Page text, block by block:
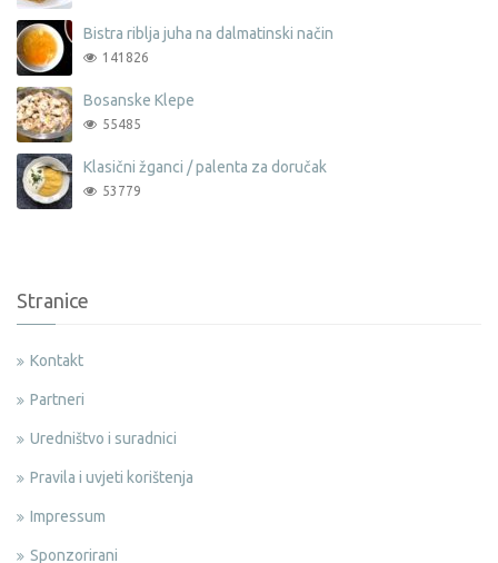
Bistra riblja juha na dalmatinski način
141826
Bosanske Klepe
55485
Klasični žganci / palenta za doručak
53779
Stranice
Kontakt
Partneri
Uredništvo i suradnici
Pravila i uvjeti korištenja
Impressum
Sponzorirani